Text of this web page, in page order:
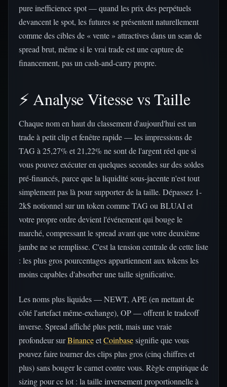
pure inefficience spot — quand les prix des perpétuels
devancent le spot, les futures se présentent naturellement
comme des cibles de « vente » attractives dans un scan de
spread brut, même si le vrai trade est une capture de
financement, pas un cash-and-carry propre.
⚡ Analyse Vitesse vs Taille
Chaque nom en haut du classement d'aujourd'hui est un
trade à petit clip et fenêtre rapide — les impressions de
TAG à 25,27% et 21,22% ne sont de l'argent réel que si
vous pouvez exécuter en quelques secondes sur des soldes
pré-financés, parce que la liquidité sous-jacente n'est tout
simplement pas là pour supporter de la taille. Dépassez 1-
2k$ notionnel sur un token comme TAG ou BLUAI et
votre propre ordre devient l'événement qui bouge le
marché, compressant le spread avant que votre deuxième
jambe ne se remplisse. C'est la tension centrale de cette liste
: les plus gros pourcentages appartiennent aux tokens les
moins capables d'absorber une taille significative.
Les noms plus liquides — NEWT, APE (en mettant de
côté l'artefact même-exchange), OP — offrent le tradeoff
inverse. Spread affiché plus petit, mais une vraie
profondeur surBinanceetCoinbasesignifie que vous
pouvez faire tourner des clips plus gros (cinq chiffres et
plus) sans bouger le carnet contre vous. Règle empirique de
sizing pour ce lot : la taille inversement proportionnelle à